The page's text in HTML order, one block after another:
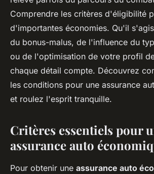
Comprendre les critères d'éligibilité
d'importantes économies. Qu'il
du bonus-malus, de l'influence du
ou de l'optimisation de votre profil
chaque détail compte. Découvrez
les conditions pour une assurance
et roulez l'esprit tranquille.
Critères essentiels pour
assurance auto
Pour obtenir une assurance auto